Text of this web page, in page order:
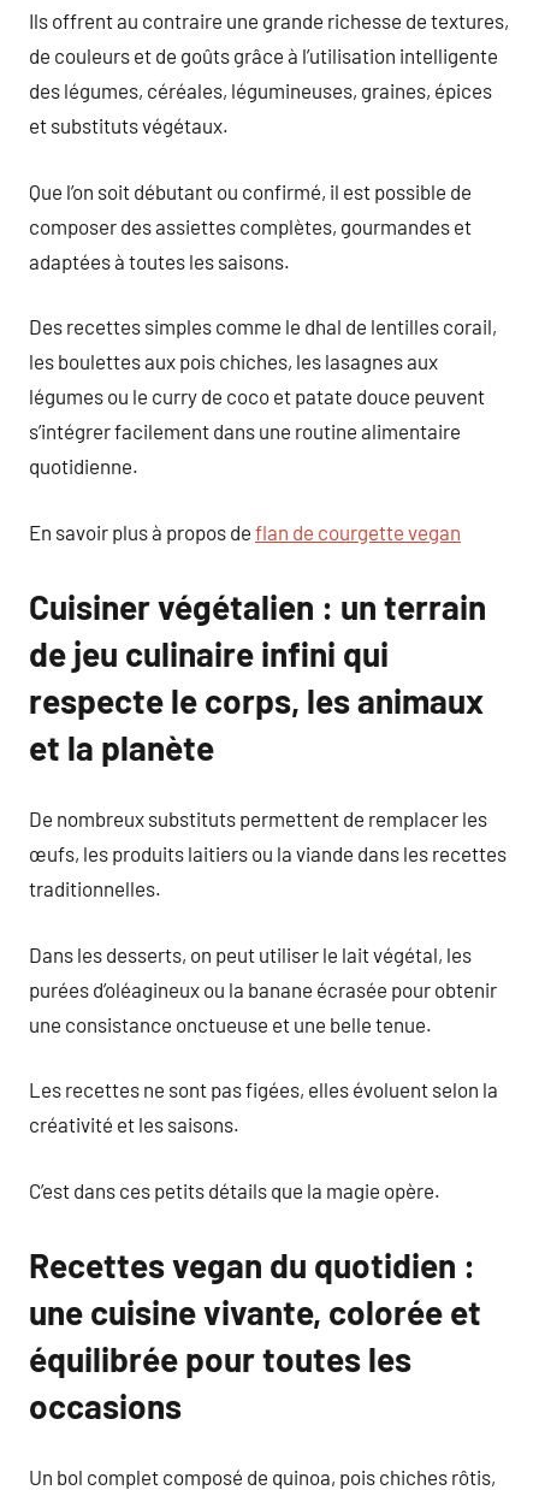
Ils offrent au contraire une grande richesse de textures,
de couleurs et de goûts grâce à l’utilisation intelligente
des légumes, céréales, légumineuses, graines, épices
et substituts végétaux.
Que l’on soit débutant ou confirmé, il est possible de
composer des assiettes complètes, gourmandes et
adaptées à toutes les saisons.
Des recettes simples comme le dhal de lentilles corail,
les boulettes aux pois chiches, les lasagnes aux
légumes ou le curry de coco et patate douce peuvent
s’intégrer facilement dans une routine alimentaire
quotidienne.
En savoir plus à propos de flan de courgette vegan
Cuisiner végétalien : un terrain
de jeu culinaire infini qui
respecte le corps, les animaux
et la planète
De nombreux substituts permettent de remplacer les
œufs, les produits laitiers ou la viande dans les recettes
traditionnelles.
Dans les desserts, on peut utiliser le lait végétal, les
purées d’oléagineux ou la banane écrasée pour obtenir
une consistance onctueuse et une belle tenue.
Les recettes ne sont pas figées, elles évoluent selon la
créativité et les saisons.
C’est dans ces petits détails que la magie opère.
Recettes vegan du quotidien :
une cuisine vivante, colorée et
équilibrée pour toutes les
occasions
Un bol complet composé de quinoa, pois chiches rôtis,